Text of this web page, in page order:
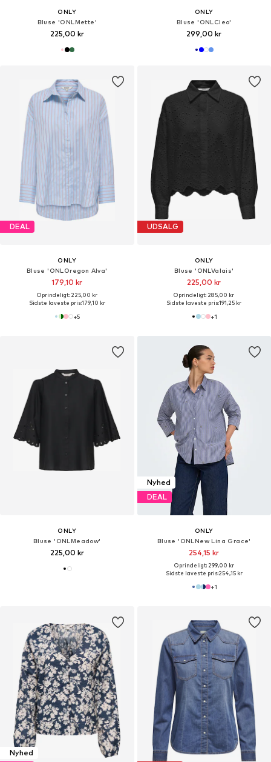
ONLY
Bluse 'ONLMette'
225,00 kr
ONLY
Bluse 'ONLCleo'
299,00 kr
DEAL
ONLY
Bluse 'ONLOregon Alva'
179,10 kr
Oprindeligt: 225,00 kr
Sidste laveste pris:179,10 kr
+5
UDSALG
ONLY
Bluse 'ONLValais'
225,00 kr
Oprindeligt: 285,00 kr
Sidste laveste pris:191,25 kr
+1
ONLY
Bluse 'ONLMeadow'
225,00 kr
Nyhed
DEAL
ONLY
Bluse 'ONLNew Lina Grace'
254,15 kr
Oprindeligt: 299,00 kr
Sidste laveste pris:254,15 kr
+1
Nyhed